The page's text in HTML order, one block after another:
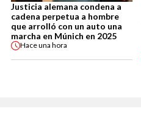
Justicia alemana condena a
cadena perpetua a hombre
que arrolló con un auto una
marcha en Múnich en 2025
Haceuna hora